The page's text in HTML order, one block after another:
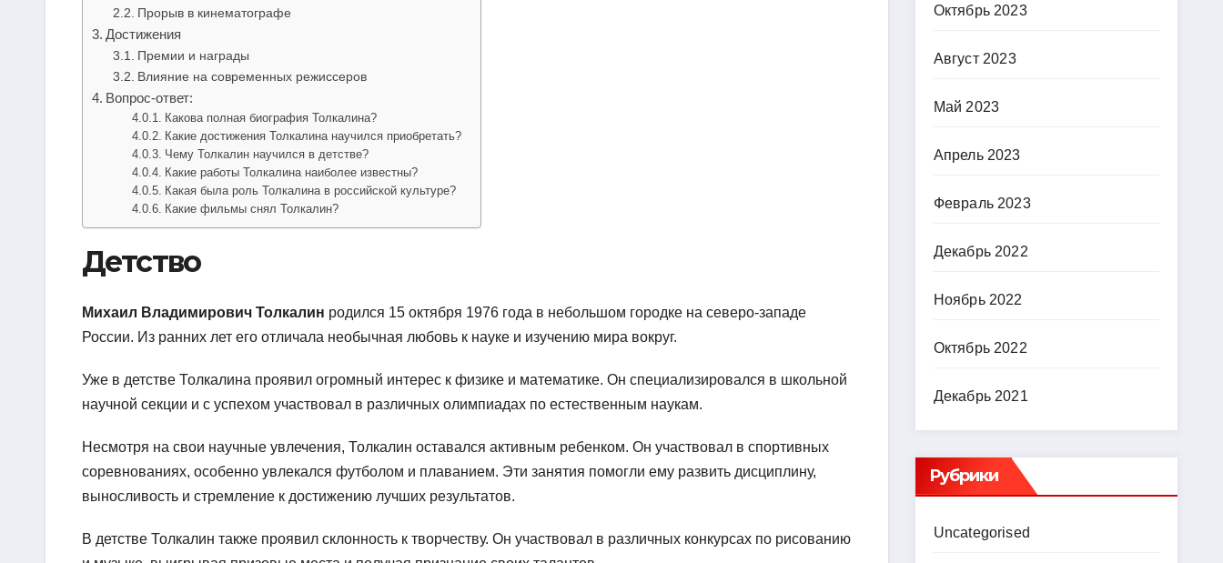
Прорыв в кинематографе
Достижения
Премии и награды
Влияние на современных режиссеров
Вопрос-ответ:
Какова полная биография Толкалина?
Какие достижения Толкалина научился приобретать?
Чему Толкалин научился в детстве?
Какие работы Толкалина наиболее известны?
Какая была роль Толкалина в российской культуре?
Какие фильмы снял Толкалин?
Детство
Михаил Владимирович Толкалин родился 15 октября 1976 года в небольшом городке на северо-западе
России. Из ранних лет его отличала необычная любовь к науке и изучению мира вокруг.
Уже в детстве Толкалина проявил огромный интерес к физике и математике. Он специализировался в школьной
научной секции и с успехом участвовал в различных олимпиадах по естественным наукам.
Несмотря на свои научные увлечения, Толкалин оставался активным ребенком. Он участвовал в спортивных
соревнованиях, особенно увлекался футболом и плаванием. Эти занятия помогли ему развить дисциплину,
выносливость и стремление к достижению лучших результатов.
В детстве Толкалин также проявил склонность к творчеству. Он участвовал в различных конкурсах по рисованию
Октябрь 2023
Август 2023
Май 2023
Апрель 2023
Февраль 2023
Декабрь 2022
Ноябрь 2022
Октябрь 2022
Декабрь 2021
Рубрики
Uncategorised